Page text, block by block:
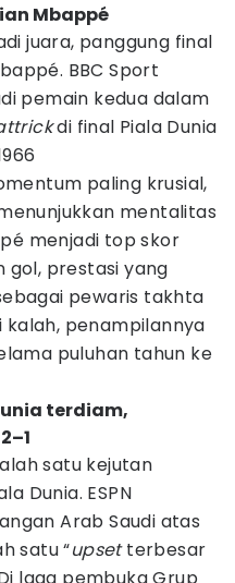
Mbappé
juara, panggung final
BBC Sport
pemain kedua dalam
di final Piala Dunia
paling krusial,
mentalitas
menjadi top skor
gol, prestasi yang
pewaris takhta
kalah, penampilannya
puluhan tahun ke
terdiam,
satu kejutan
Dunia. ESPN
Arab Saudi atas
satu “upsetterbesar